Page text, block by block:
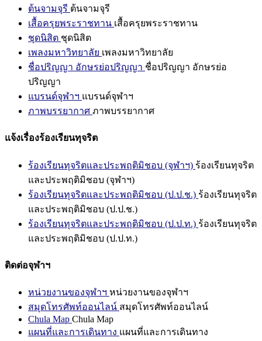
ต้นจามจุรี ต้นจามจุรี
เสื้อครุยพระราชทาน เสื้อครุยพระราชทาน
ชุดนิสิต ชุดนิสิต
เพลงมหาวิทยาลัย เพลงมหาวิทยาลัย
ชื่อปริญญา อักษรย่อปริญญา ชื่อปริญญา อักษรย่อ
ปริญญา
แบรนด์จุฬาฯ แบรนด์จุฬาฯ
ภาพบรรยากาศ ภาพบรรยากาศ
แจ้งเรื่องร้องเรียนทุจริต
ร้องเรียนทุจริตและประพฤติมิชอบ (จุฬาฯ) ร้องเรียนทุจริต
และประพฤติมิชอบ (จุฬาฯ)
ร้องเรียนทุจริตและประพฤติมิชอบ (ป.ป.ช.) ร้องเรียนทุจริต
และประพฤติมิชอบ (ป.ป.ช.)
ร้องเรียนทุจริตและประพฤติมิชอบ (ป.ป.ท.) ร้องเรียนทุจริต
และประพฤติมิชอบ (ป.ป.ท.)
ติดต่อจุฬาฯ
หน่วยงานของจุฬาฯ หน่วยงานของจุฬาฯ
สมุดโทรศัพท์ออนไลน์ สมุดโทรศัพท์ออนไลน์
Chula Map Chula Map
แผนที่และการเดินทาง แผนที่และการเดินทาง